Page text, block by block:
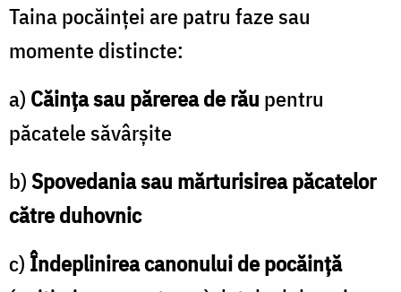
Taina pocăinţei are patru faze sau
momente distincte:
a) Căinţa sau părerea de rău pentru
păcatele săvârşite
b)Spovedania sau mărturisirea păcatelor
către duhovnic
c)Îndeplinirea canonului de pocăinţă